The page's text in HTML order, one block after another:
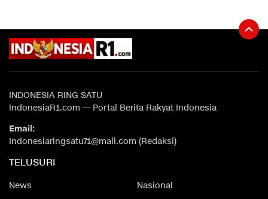
INDONESIA RING SATU
IndonesiaR1.com — Portal Berita Rakyat Indonesia
Email:
Indonesiaringsatu71@mail.com (Redaksi)
TELUSURI
News
Nasional